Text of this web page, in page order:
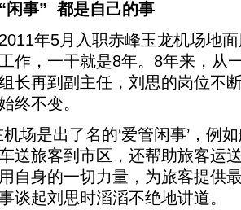
事” 都是自己的事
年5月入职赤峰玉龙机场地面
作，一干就是8年。8年来，从
长再到副主任，刘思的岗位不
终不变。
是出了名的‘爱管闲事’，例
送旅客到市区，还帮助旅客运
自身的一切力量，为旅客提供
谈起刘思时滔滔不绝地讲道。